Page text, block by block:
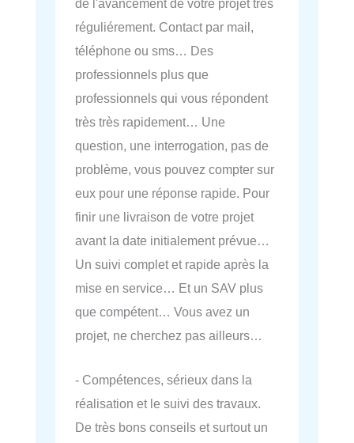
de l'avancement de votre projet très
réguliérement. Contact par mail,
téléphone ou sms… Des
professionnels plus que
professionnels qui vous répondent
très très rapidement… Une
question, une interrogation, pas de
problème, vous pouvez compter sur
eux pour une réponse rapide. Pour
finir une livraison de votre projet
avant la date initialement prévue…
Un suivi complet et rapide après la
mise en service… Et un SAV plus
que compétent… Vous avez un
projet, ne cherchez pas ailleurs…
- Compétences, sérieux dans la
réalisation et le suivi des travaux.
De très bons conseils et surtout un